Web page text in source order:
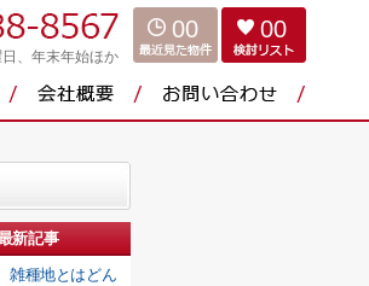
、年末年始ほか
00 00
新記事
雑種地とはどん